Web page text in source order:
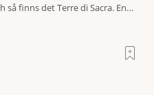
finns det Terre di Sacra. En